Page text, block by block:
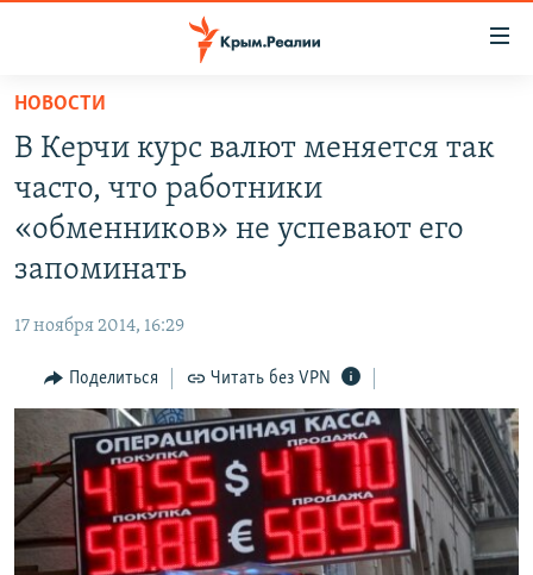
Вернуться
основному
содержанию
Вернутся
главной
Вернутся
поиску
СПЕЦПРОЕКТЫ
ГРУЗ 200
ВОДА
ИНТЕРАКТИВ
ИНФОГРАФИКА
ТЕЛЕПРОЕКТ КРЫМ.РЕАЛИИ
СОВЕТЫ ПРАВОЗАЩИТНИКОВ
ПРОПАВШИЕ БЕЗ ВЕСТИ
ПОБЕДИТЕЛЕЙ НЕ СУДЯТ?
РАДІО СВОБОДА
КАК ОБОЙТИ БЛОКИРОВКУ
Українською
Qırımtatar
ПРИСОЕДИНЯЙТЕСЬ!
НОВОСТИ
В Керчи курс валют меняется так
часто, что работники
«обменников» не успевают его
запоминать
17 ноября 2014, 16:29
Поделиться Читать без VPN